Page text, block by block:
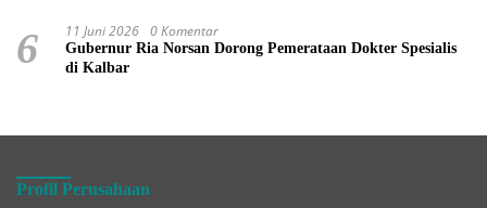
6 11 Juni 2026 0 Komentar
Gubernur Ria Norsan Dorong Pemerataan Dokter Spesialis
di Kalbar
Profil Perusahaan